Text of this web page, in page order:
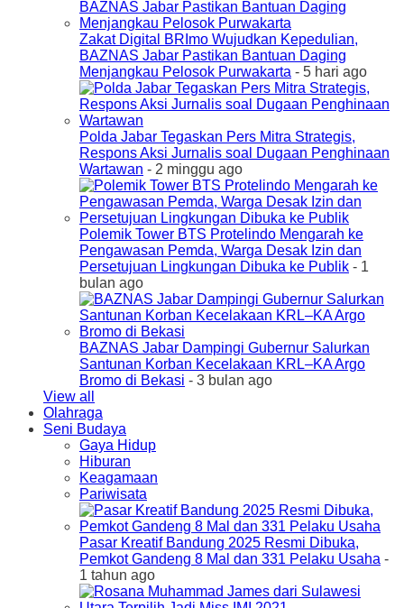
Zakat Digital BRImo Wujudkan Kepedulian,
BAZNAS Jabar Pastikan Bantuan Daging
Menjangkau Pelosok Purwakarta - 5 hari ago
Polda Jabar Tegaskan Pers Mitra Strategis,
Respons Aksi Jurnalis soal Dugaan Penghinaan
Wartawan - 2 minggu ago
Polemik Tower BTS Protelindo Mengarah ke
Pengawasan Pemda, Warga Desak Izin dan
Persetujuan Lingkungan Dibuka ke Publik - 1
bulan ago
BAZNAS Jabar Dampingi Gubernur Salurkan
Santunan Korban Kecelakaan KRL–KA Argo
Bromo di Bekasi - 3 bulan ago
View all
Olahraga
Seni Budaya
Gaya Hidup
Hiburan
Keagamaan
Pariwisata
Pasar Kreatif Bandung 2025 Resmi Dibuka,
Pemkot Gandeng 8 Mal dan 331 Pelaku Usaha -
1 tahun ago